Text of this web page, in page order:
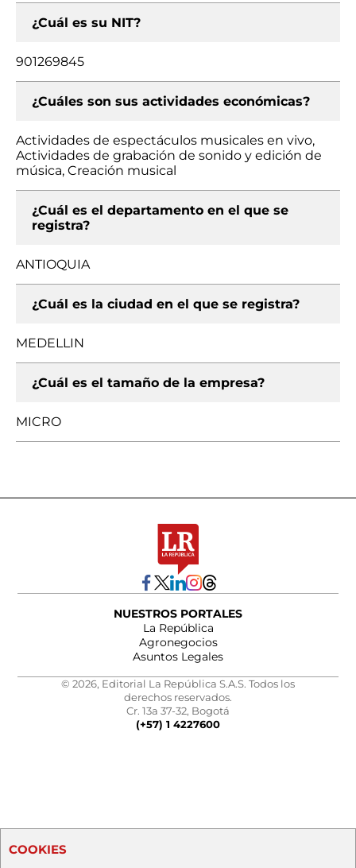
¿Cuál es su NIT?
901269845
¿Cuáles son sus actividades económicas?
Actividades de espectáculos musicales en vivo,
Actividades de grabación de sonido y edición de
música, Creación musical
¿Cuál es el departamento en el que se
registra?
ANTIOQUIA
¿Cuál es la ciudad en el que se registra?
MEDELLIN
¿Cuál es el tamaño de la empresa?
MICRO
NUESTROS PORTALES
La República
Agronegocios
Asuntos Legales
© 2026, Editorial La República S.A.S. Todos los
derechos reservados.
Cr. 13a 37-32, Bogotá
(+57) 1 4227600
COOKIES